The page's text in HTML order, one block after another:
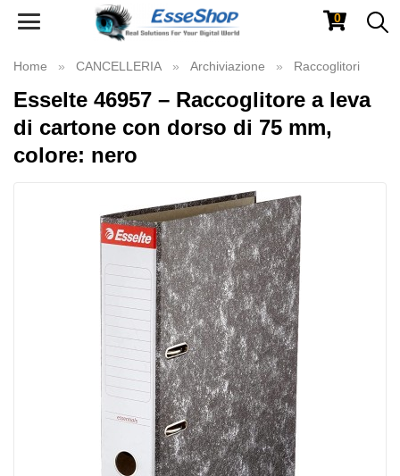
Toggle
0
Home CANCELLERIA Archiviazione Raccoglitori
Esselte 46957 – Raccoglitore a leva
di cartone con dorso di 75 mm,
colore: nero